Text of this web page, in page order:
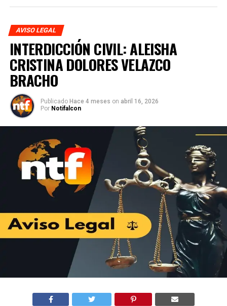
AVISO LEGAL
INTERDICCIÓN CIVIL: ALEISHA
CRISTINA DOLORES VELAZCO
BRACHO
Publicado Hace 4 meses on abril 16, 2026
Por Notifalcon